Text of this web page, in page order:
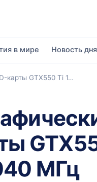
в мире Новость дня
карты GTX550 Ti 1…
МГц